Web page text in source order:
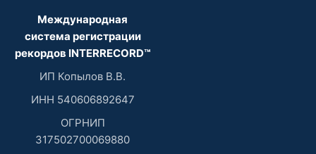
Международная
система регистрации
рекордов INTERRECORD™
ИП Копылов В.В.
ИНН 540606892647
ОГРНИП
317502700069880